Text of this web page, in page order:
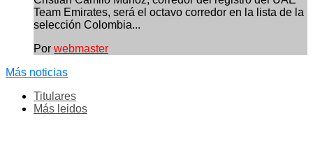
Team Emirates, será el octavo corredor en la lista de la
selección Colombia...
Por webmaster
Más noticias
Titulares
Más leidos